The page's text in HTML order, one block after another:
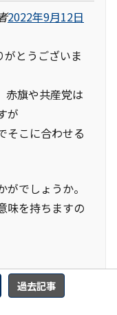
過去記事
2022年9月12日
がとうございま
赤旗や共産党は
が
そこに合わせる
でしょうか。
味を持ちますの